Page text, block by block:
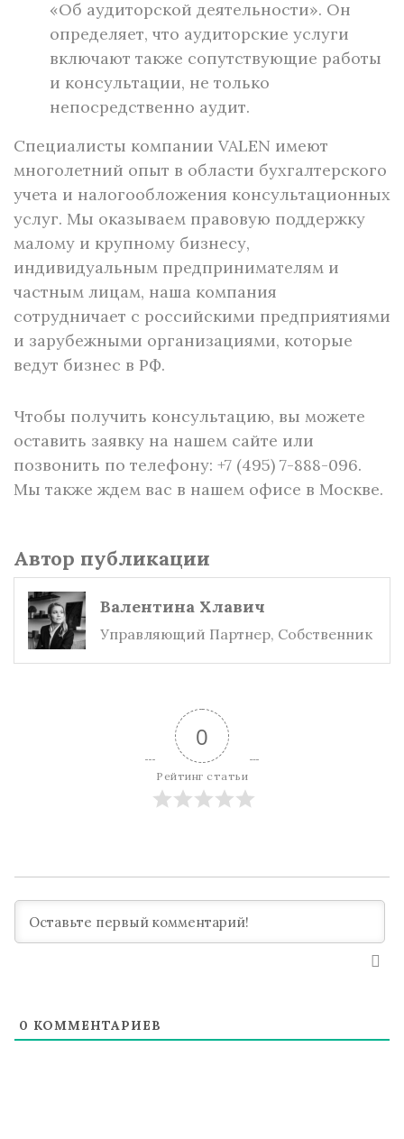
«Об аудиторской деятельности». Он
определяет, что аудиторские услуги
включают также сопутствующие работы
и консультации, не только
непосредственно аудит.
Специалисты компании VALEN имеют
многолетний опыт в области бухгалтерского
учета и налогообложения консультационных
услуг. Мы оказываем правовую поддержку
малому и крупному бизнесу,
индивидуальным предпринимателям и
частным лицам, наша компания
сотрудничает с российскими предприятиями
и зарубежными организациями, которые
ведут бизнес в РФ.
Чтобы получить консультацию, вы можете
оставить заявку на нашем сайте или
позвонить по телефону: +7 (495) 7-888-096.
Мы также ждем вас в нашем офисе в Москве.
Автор публикации
Валентина Хлавич
Управляющий Партнер, Собственник
0
Рейтинг статьи
0 КОММЕНТАРИЕВ